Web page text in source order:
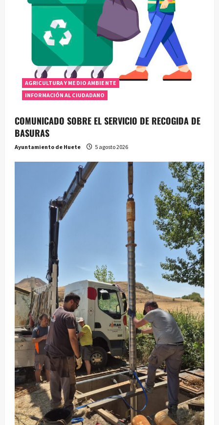
AGRICULTURA Y MEDIO AMBIENTE
INFORMACIÓN AL CIUDADANO
COMUNICADO SOBRE EL SERVICIO DE RECOGIDA DE
BASURAS
Ayuntamiento de Huete 5 agosto 2026